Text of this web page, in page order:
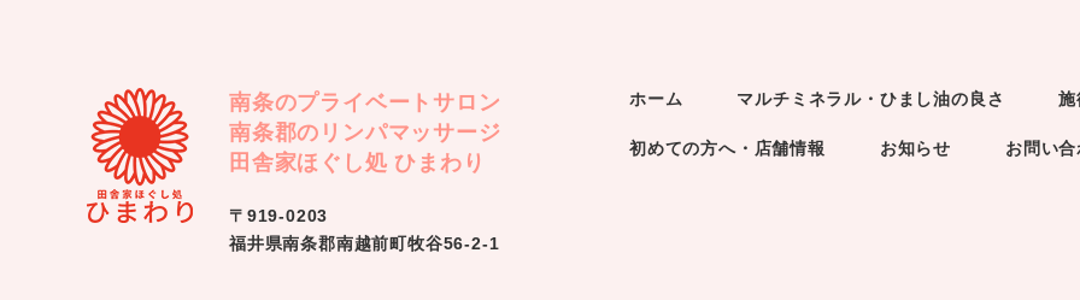
南条のプライベートサロン
南条郡のリンパマッサージ
田舎家ほぐし処 ひまわり
〒919-0203
福井県南条郡南越前町牧谷56-2-1
ホーム マルチミネラル・ひまし油の良さ 施
初めての方へ・店舗情報 お知らせ お問い